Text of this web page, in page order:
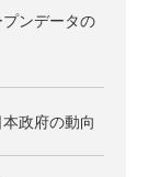
ンデータの
政府の動向